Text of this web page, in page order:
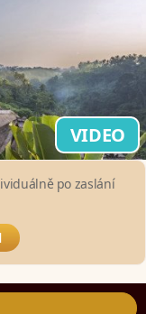
VIDEO
po zaslání